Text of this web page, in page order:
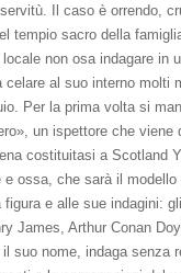
Il caso è orrendo,
tempio sacro della
non osa indagare in
al suo interno molti
Per la prima volta si
un ispettore che viene
costituitasi a Scotland
e ossa, che sarà il
e alle sue indagini:
James, Arthur Conan
suo nome, indaga senza